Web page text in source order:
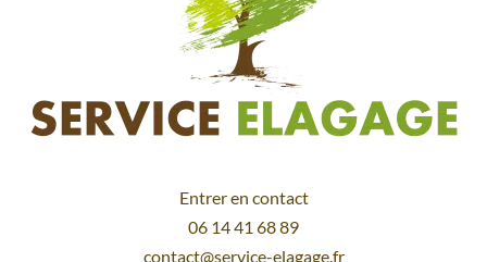
Entrer en contact
06 14 41 68 89
contact@service-elagage.fr